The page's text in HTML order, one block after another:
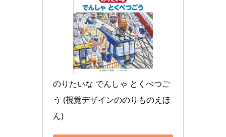
のりたいな でんしゃ とくべつご
う (視覚デザインののりものえほ
ん)